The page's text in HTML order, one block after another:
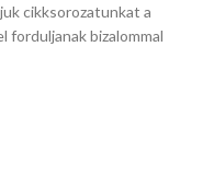
cikksorozatunkat a
forduljanak bizalommal